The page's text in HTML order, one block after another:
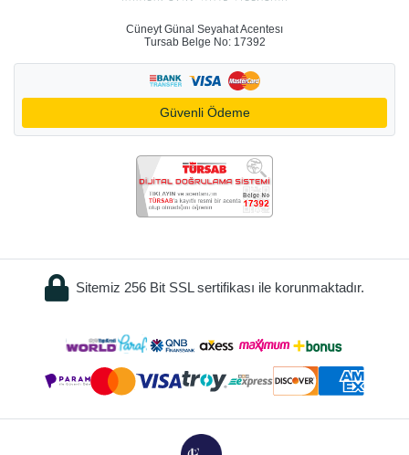
Cüneyt Günal Seyahat Acentesı
Tursab Belge No: 17392
Güvenli Ödeme
Sitemiz 256 Bit SSL sertifikası ile korunmaktadır.